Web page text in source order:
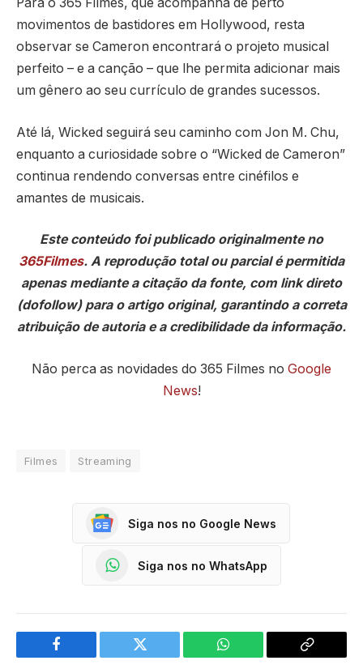
movimentos de bastidores em Hollywood, resta
observar se Cameron encontrará o projeto musical
perfeito – e a canção – que lhe permita adicionar mais
um gênero ao seu currículo de grandes sucessos.
Até lá, Wicked seguirá seu caminho com Jon M. Chu,
enquanto a curiosidade sobre o “Wicked de Cameron”
continua rendendo conversas entre cinéfilos e
amantes de musicais.
Este conteúdo foi publicado originalmente no
365Filmes. A reprodução total ou parcial é permitida
apenas mediante a citação da fonte, com link direto
(dofollow) para o artigo original, garantindo a correta
atribuição de autoria e a credibilidade da informação.
Não perca as novidades do 365 Filmes no Google
News!
Filmes Streaming
Siga nos no Google News
Siga nos no WhatsApp
Facebook Twitter WhatsApp Copy